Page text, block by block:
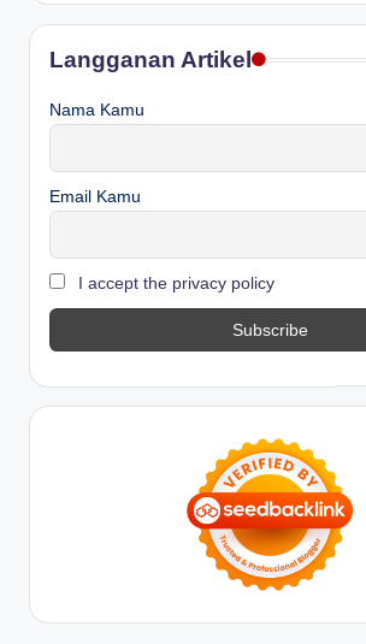
Langganan Artikel
Nama Kamu
Email Kamu
I accept the privacy policy